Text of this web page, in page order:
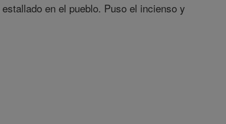
en el pueblo. Puso el incienso y